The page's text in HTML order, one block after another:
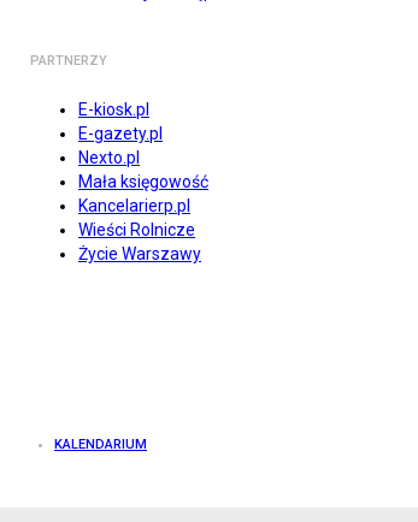
PARTNERZY
E-kiosk.pl
E-gazety.pl
Nexto.pl
Mała księgowość
Kancelarierp.pl
Wieści Rolnicze
Życie Warszawy
KALENDARIUM